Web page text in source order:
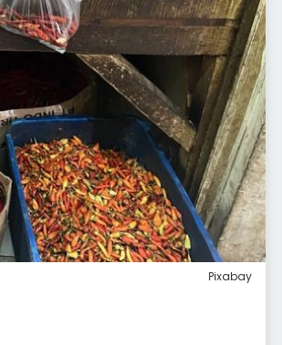
Pixabay